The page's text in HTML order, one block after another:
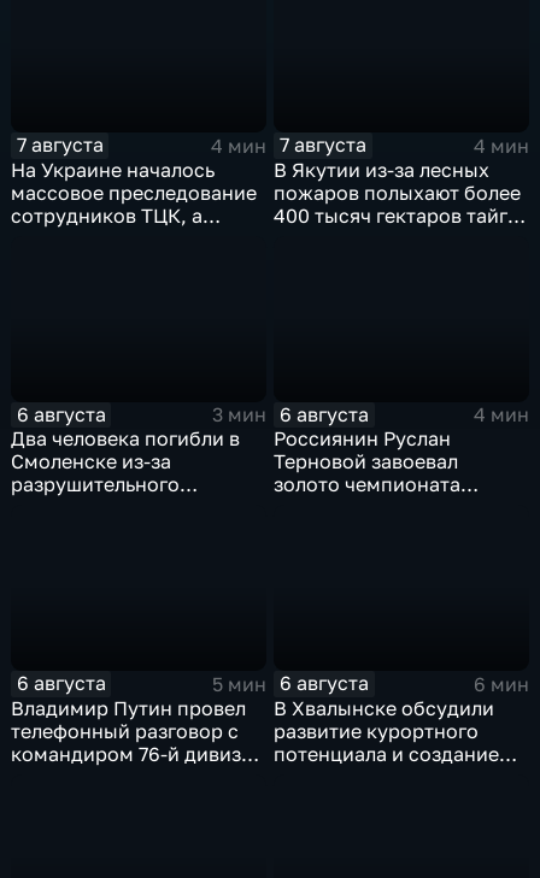
7 августа
4 мин
На Украине началось
массовое преследование
сотрудников ТЦК, а
7 августа
4 мин
В Якутии из-за лесных
пожаров полыхают более
400 тысяч гектаров тайги,
6 августа
3 мин
Два человека погибли в
Смоленске из-за
разрушительного
6 августа
4 мин
Россиянин Руслан
Терновой завоевал
золото чемпионата
6 августа
5 мин
Владимир Путин провел
телефонный разговор с
командиром 76-й дивизии
6 августа
6 мин
В Хвалынске обсудили
развитие курортного
потенциала и создание